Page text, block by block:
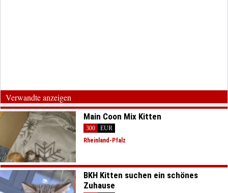
Verwandte anzeigen
Main Coon Mix Kitten
300
EUR
Rheinland-Pfalz
BKH Kitten suchen ein schönes
Zuhause